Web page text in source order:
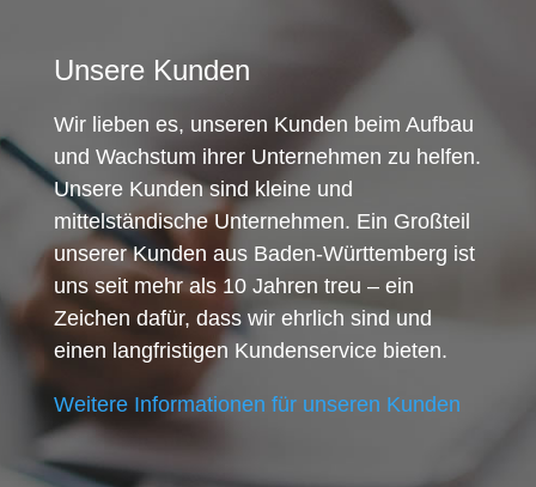
Unsere Kunden
Wir lieben es, unseren Kunden beim Aufbau
und Wachstum ihrer Unternehmen zu helfen.
Unsere Kunden sind kleine und
mittelständische Unternehmen. Ein Großteil
unserer Kunden aus Baden-Württemberg ist
uns seit mehr als 10 Jahren treu – ein
Zeichen dafür, dass wir ehrlich sind und
einen langfristigen Kundenservice bieten.
Weitere Informationen für unseren Kunden